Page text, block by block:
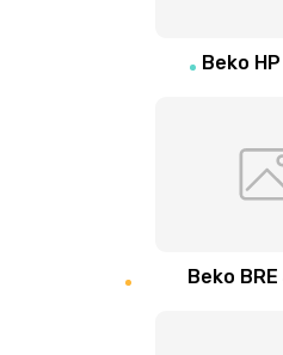
Замена
Ремонт
Beko
Beko